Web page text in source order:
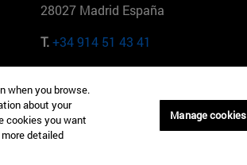
28027 Madrid España
T.+34 914 51 43 41
York Maria-Theresia-Straße 15 81675
Múnich Alemania
T.+49 89 24209790
when you browse.
about your
cookies you want
detailed
Manage cookies